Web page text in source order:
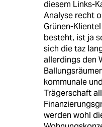
diesem Links-
Analyse recht
Grünen-
besteht, ist ja
sich die taz
allerdings den
kommunale
Trägerschaft
werden wohl